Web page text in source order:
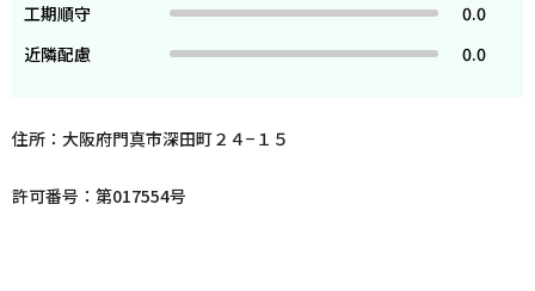
工期順守
0.0
近隣配慮
0.0
住所：大阪府門真市深田町２４−１５
許可番号：第017554号